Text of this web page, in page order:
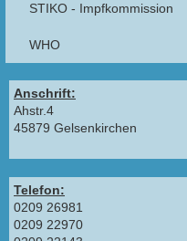
STIKO - Impfkommission
WHO
Anschrift:
Ahstr.4
45879 Gelsenkirchen
Telefon:
0209 26981
0209 22970